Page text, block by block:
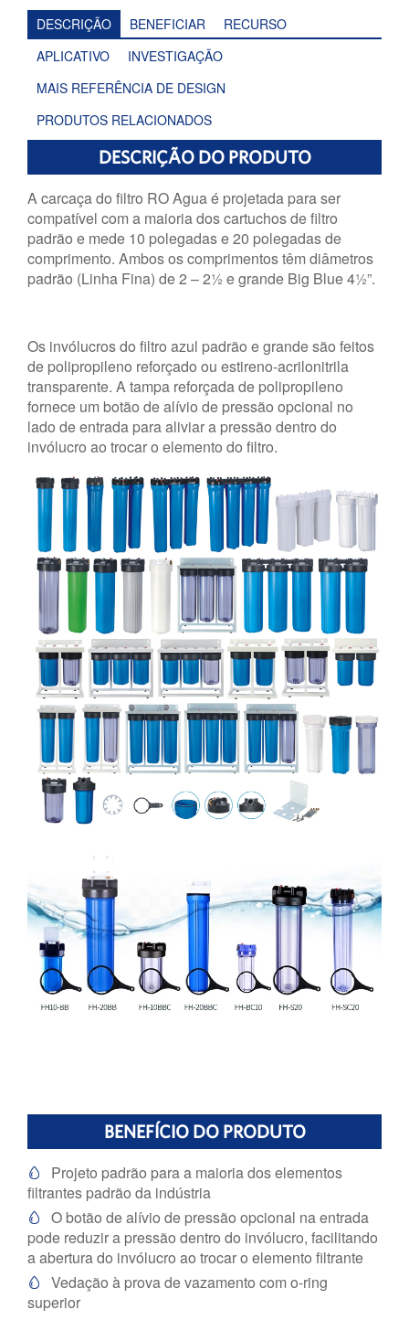
DESCRIÇÃO BENEFICIAR
RECURSO
APLICATIVO
INVESTIGAÇÃO
MAIS REFERÊNCIA DE DESIGN
PRODUTOS RELACIONADOS
DESCRIÇÃO DO PRODUTO
A carcaça do filtro RO Agua é projetada para ser
compatível com a maioria dos cartuchos de filtro
padrão e mede 10 polegadas e 20 polegadas de
comprimento. Ambos os comprimentos têm diâmetros
padrão (Linha Fina) de 2 – 2½ e grande Big Blue 4½”.
Os invólucros do filtro azul padrão e grande são feitos
de polipropileno reforçado ou estireno-acrilonitrila
transparente. A tampa reforçada de polipropileno
fornece um botão de alívio de pressão opcional no
lado de entrada para aliviar a pressão dentro do
invólucro ao trocar o elemento do filtro.
BENEFÍCIO DO PRODUTO

Projeto padrão para a maioria dos elementos
filtrantes padrão da indústria

O botão de alívio de pressão opcional na entrada
pode reduzir a pressão dentro do invólucro, facilitando
a abertura do invólucro ao trocar o elemento filtrante

Vedação à prova de vazamento com o-ring
superior